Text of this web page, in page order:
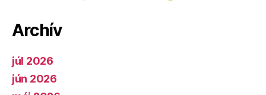
Archív
júl 2026
jún 2026